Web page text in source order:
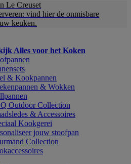
Le Creuset
vind hier de onmisbare
keuken.
Alles voor het Koken
& Kookpannen
& Wokken
Outdoor Collection
& Accessoires
Kookgerei
jouw stoofpan
Collection